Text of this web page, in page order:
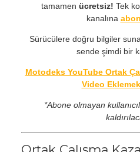
tamamen ücretsiz! Tek
kanalına
Sürücülere doğru bilgiler
sende şimdi bir
Motodeks YouTube Ortak
Video
*Abone olmayan